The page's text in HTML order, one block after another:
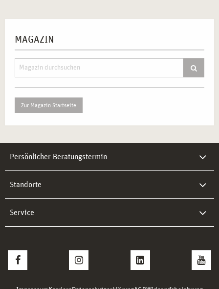
MAGAZIN
Zur Magazin Startseite
Persönlicher Beratungstermin
Standorte
Service